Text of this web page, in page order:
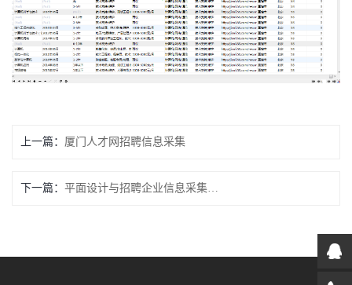
上一篇： 厦门人才网招聘信息采集
下一篇：